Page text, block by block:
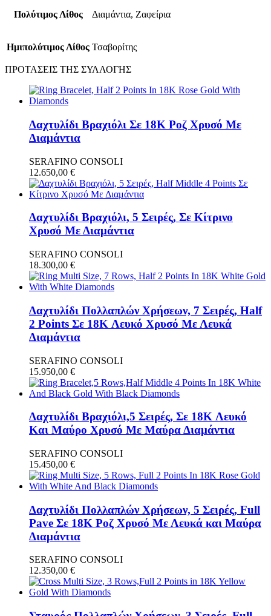
Πολύτιμος Λίθος Διαμάντια, Ζαφείρια
Ημιπολύτιμος Λίθος Τσαβορίτης
ΠΡΟΤΑΣΕΙΣ ΤΗΣ ΣΥΛΛΟΓΗΣ
Δαχτυλίδι Βραχιόλι Σε 18K Ροζ Χρυσό Με
Διαμάντια
SERAFINO CONSOLI
12.650,00 €
Δαχτυλίδι Βραχιόλι, 5 Σειρές, Σε Κίτρινο
Χρυσό Με Διαμάντια
SERAFINO CONSOLI
18.300,00 €
Δαχτυλίδι Πολλαπλών Χρήσεων, 7 Σειρές, Half
2 Points Σε 18K Λευκό Χρυσό Με Λευκά
Διαμάντια
SERAFINO CONSOLI
15.950,00 €
Δαχτυλίδι Βραχιόλι,5 Σειρές, Σε 18K Λευκό
Και Μαύρο Χρυσό Με Μαύρα Διαμάντια
SERAFINO CONSOLI
15.450,00 €
Δαχτυλίδι Πολλαπλών Χρήσεων, 5 Σειρές, Full
Pave Σε 18K Ροζ Χρυσό Με Λευκά και Μαύρα
Διαμάντια
SERAFINO CONSOLI
12.350,00 €